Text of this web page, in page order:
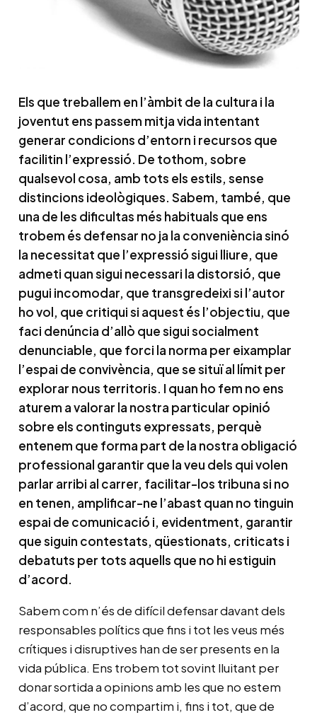
Els que treballem en l’àmbit de la cultura i la
joventut ens passem mitja vida intentant
generar condicions d’entorn i recursos que
facilitin l’expressió. De tothom, sobre
qualsevol cosa, amb tots els estils, sense
distincions ideològiques. Sabem, també, que
una de les dificultas més habituals que ens
trobem és defensar no ja la conveniència sinó
la necessitat que l’expressió sigui lliure, que
admeti quan sigui necessari la distorsió, que
pugui incomodar, que transgredeixi si l’autor
ho vol, que critiqui si aquest és l’objectiu, que
faci denúncia d’allò que sigui socialment
denunciable, que forci la norma per eixamplar
l’espai de convivència, que se situï al límit per
explorar nous territoris. I quan ho fem no ens
aturem a valorar la nostra particular opinió
sobre els continguts expressats, perquè
entenem que forma part de la nostra obligació
professional garantir que la veu dels qui volen
parlar arribi al carrer, facilitar-los tribuna si no
en tenen, amplificar-ne l’abast quan no tinguin
espai de comunicació i, evidentment, garantir
que siguin contestats, qüestionats, criticats i
debatuts per tots aquells que no hi estiguin
d’acord.
Sabem com n’és de difícil defensar davant dels
responsables polítics que fins i tot les veus més
crítiques i disruptives han de ser presents en la
vida pública. Ens trobem tot sovint lluitant per
donar sortida a opinions amb les que no estem
d’acord, que no compartim i, fins i tot, que de